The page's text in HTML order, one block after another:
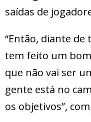
saídas de
“Então, diante de
tem feito um bom
que não vai ser
gente está no
os objetivos”,